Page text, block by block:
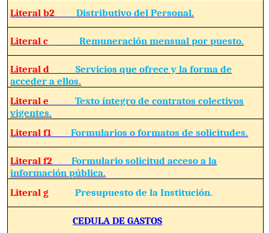
Literal b2Distributivo del Personal.
Literal c Remuneración mensual por puesto.
Literal dServicios que ofrece y la forma de
acceder a ellos.
Literal eTexto íntegro de contratos colectivos
vigentes.
Literal f1Formularios o formatos de solicitudes.
Literal f2Formulario solicitud acceso a la
información pública.
Literal gPresupuesto de la Institución.
CEDULA DE GASTOS